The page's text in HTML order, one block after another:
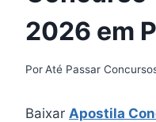
2026 em
PorAté Passar
Baixar Apostila